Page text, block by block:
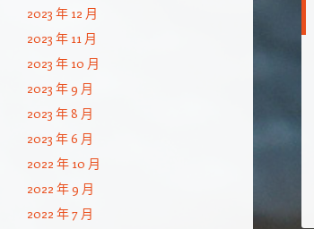
2023 年 12 月
2023 年 11 月
2023 年 10 月
2023 年 9 月
2023 年 8 月
2023 年 6 月
2022 年 10 月
2022 年 9 月
2022 年 7 月